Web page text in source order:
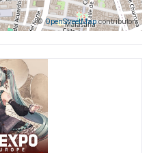
©OpenStreetMapcontributors